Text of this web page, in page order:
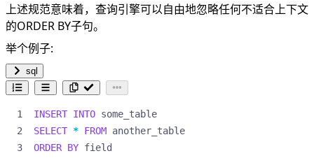
上述规范意味着，查询引擎可以自由地忽略任何不适合上下文
的ORDER BY子句。
举个例子:
sql
INSERT INTO some_table
SELECT * FROM another_table
ORDER BY field